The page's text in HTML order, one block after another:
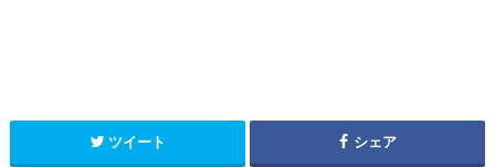
ツイート シェア